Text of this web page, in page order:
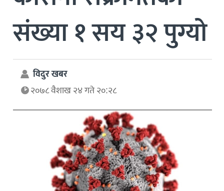
संख्या १ सय ३२ पुग्यो
विदुर खबर
२०७८ वैशाख २४ गते २०:२८